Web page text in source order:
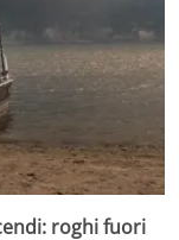
roghi fuori